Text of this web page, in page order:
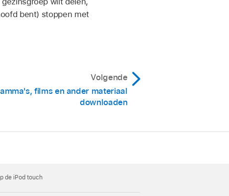
bent) stoppen met
Volgende
films en ander materiaal
downloaden
de iPod touch